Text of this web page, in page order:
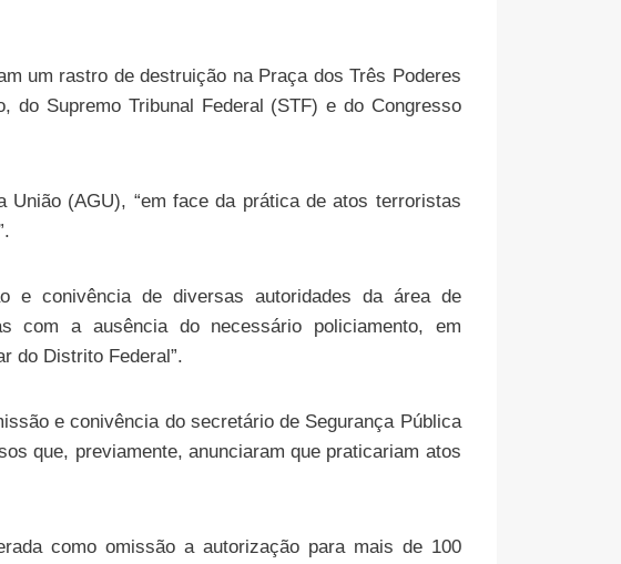
um rastro de destruição na Praça dos Três Poderes
do Supremo Tribunal Federal (STF) e do Congresso
União (AGU), “em face da prática de atos terroristas
e conivência de diversas autoridades da área de
com a ausência do necessário policiamento, em
do Distrito Federal”.
e conivência do secretário de Segurança Pública
que, previamente, anunciaram que praticariam atos
como omissão a autorização para mais de 100